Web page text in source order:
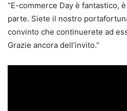
“E-commerce Day è fantastico,
parte. Siete il nostro
convinto che continuerete ad
Grazie ancora dell’invito.”